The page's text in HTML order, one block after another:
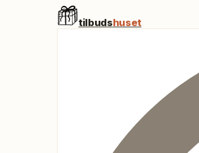
tilbudshuset